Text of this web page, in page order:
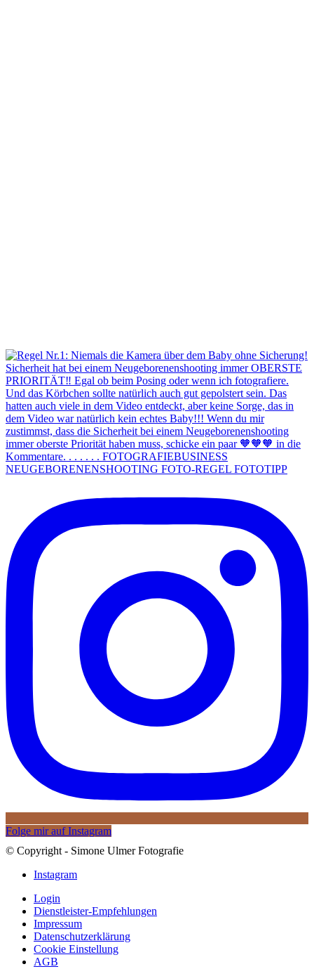
Folge mir auf Instagram
© Copyright - Simone Ulmer Fotografie
Instagram
Login
Dienstleister-Empfehlungen
Impressum
Datenschutzerklärung
Cookie Einstellung
AGB